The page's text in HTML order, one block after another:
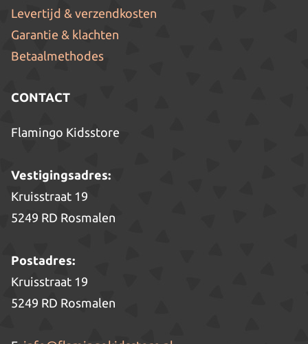
Levertijd & verzendkosten
Garantie & klachten
Betaalmethodes
CONTACT
Flamingo Kidsstore
Vestigingsadres:
Kruisstraat 19
5249 RD Rosmalen
Postadres:
Kruisstraat 19
5249 RD Rosmalen